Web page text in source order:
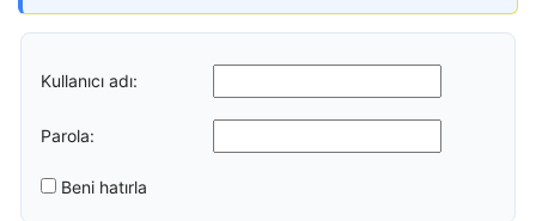
Kullanıcı adı:
Parola:
Beni hatırla